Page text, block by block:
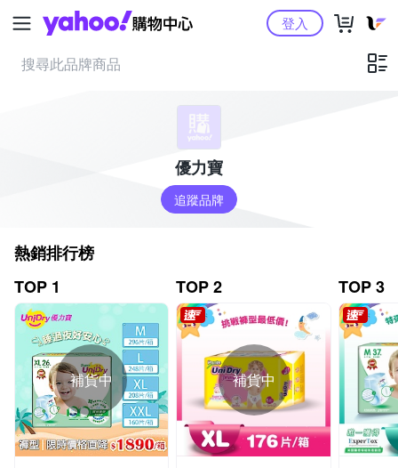
Yahoo購物中心登入
優力寶
追蹤品牌
熱銷排行榜
TOP 1
補貨中
TOP 2
補貨中
TOP 3